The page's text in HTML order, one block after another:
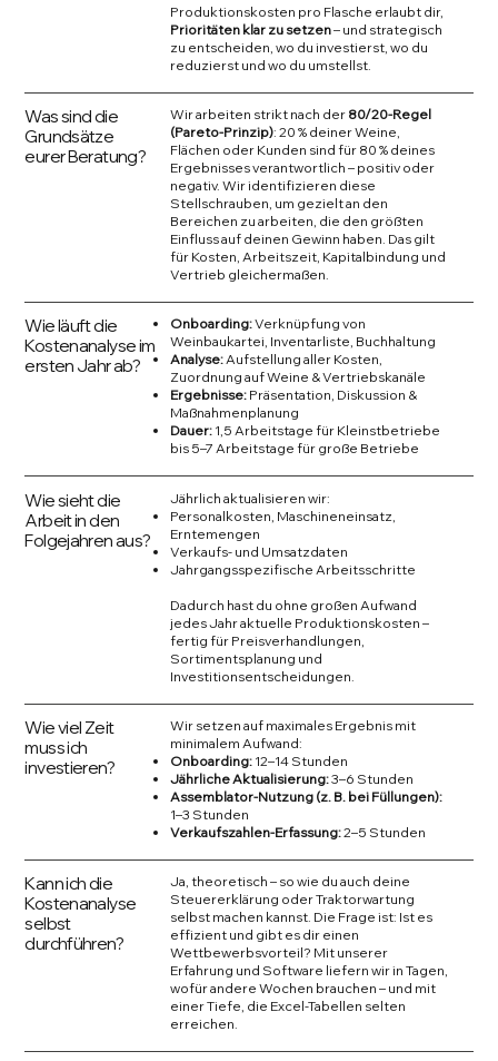
Produktionskosten pro Flasche erlaubt dir,
Prioritäten klar zu setzen– und strategisch
zu entscheiden, wo du investierst, wo du
reduzierst und wo du umstellst.
Was sind die
Grundsätze
eurer Beratung?
Wir arbeiten strikt nach der 80/20-Regel
(Pareto-Prinzip): 20 % deiner Weine,
Flächen oder Kunden sind für 80 % deines
Ergebnisses verantwortlich – positiv oder
negativ. Wir identifizieren diese
Stellschrauben, um gezielt an den
Bereichen zu arbeiten, die den größten
Einfluss auf deinen Gewinn haben. Das gilt
für Kosten, Arbeitszeit, Kapitalbindung und
Vertrieb gleichermaßen.
Wie läuft die
Kostenanalyse im
ersten Jahr ab?
Onboarding:Verknüpfung von
Weinbaukartei, Inventarliste, Buchhaltung
Analyse:Aufstellung aller Kosten,
Zuordnung auf Weine & Vertriebskanäle
Ergebnisse: Präsentation, Diskussion &
Maßnahmenplanung
Dauer: 1,5 Arbeitstage für Kleinstbetriebe
bis 5–7 Arbeitstage für große Betriebe
Wie sieht die
Arbeit in den
Folgejahren aus?
Jährlich aktualisieren wir:
Personalkosten, Maschineneinsatz,
Erntemengen
Verkaufs- und Umsatzdaten
Jahrgangsspezifische Arbeitsschritte
Dadurch hast du ohne großen Aufwand
jedes Jahr aktuelle Produktionskosten –
fertig für Preisverhandlungen,
Sortimentsplanung und
Investitionsentscheidungen.
Wie viel Zeit
muss ich
investieren?
Wir setzen auf maximales Ergebnis mit
minimalem Aufwand:
Onboarding: 12–14 Stunden
Jährliche Aktualisierung:3–6 Stunden
Assemblator-Nutzung (z. B. bei Füllungen):
1–3 Stunden
Verkaufszahlen-Erfassung:2–5 Stunden
Kann ich die
Kostenanalyse
selbst
durchführen?
Ja, theoretisch – so wie du auch deine
Steuererklärung oder Traktorwartung
selbst machen kannst. Die Frage ist: Ist es
effizient und gibt es dir einen
Wettbewerbsvorteil? Mit unserer
Erfahrung und Software liefern wir in Tagen,
wofür andere Wochen brauchen – und mit
einer Tiefe, die Excel-Tabellen selten
erreichen.